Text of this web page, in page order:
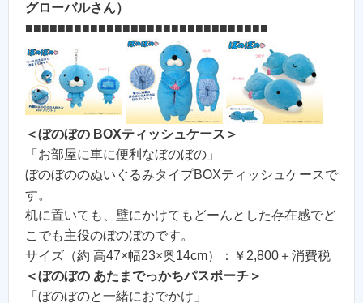
グローバルさん）
■■■■■■■■■■■■■■■■■■■■■■■■■■■■■■
＜ぼのぼの BOXティッシュケース＞
「お部屋に車に便利なぼのぼの」
ぼのぼののぬいぐるみタイプBOXティッシュケースで
す。
机に置いても、壁にかけてもどーんとした存在感でど
こでも主役のぼのぼのです。
サイズ（約 高47×幅23×奥14cm）：￥2,800＋消費税
＜ぼのぼの あたまでっかちパスポーチ＞
「ぼのぼのと一緒におでかけ」